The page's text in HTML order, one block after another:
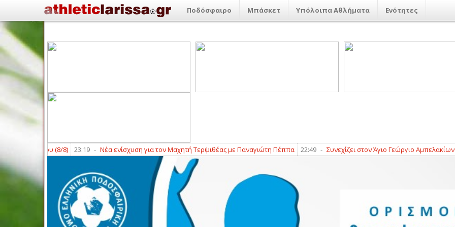
Ποδόσφαιρο Μπάσκετ Υπόλοιπα Αθλήματα Ενότητες
Σαββάτου (8/8) 23:19 - Νέα ενίσχυση για τον Μαχητή Τερψιθέας με Παναγιώτη Πέππα 22:49 - Συνεχίζει στον Άγιο Γεώργιο Αμπελακίων ο